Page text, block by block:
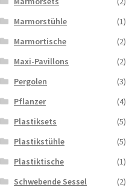
Marmorstühle
(1)
Marmortische
(2)
Maxi-Pavillons
(2)
Pergolen
(3)
Pflanzer
(4)
Plastiksets
(5)
Plastikstühle
(5)
Plastiktische
(1)
Schwebende Sessel
(2)